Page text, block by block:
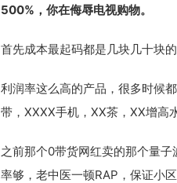
500%，你在侮辱电视购物。
首先成本最起码都是几块几十块
利润率这么高的产品，很多时候
带，XXXX手机，XX茶，XX增高
之前那个0带货网红卖的那个量
率够，老中医一顿RAP，保证小